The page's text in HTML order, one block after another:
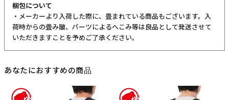
梱包について
・メーカーより入荷した際に、畳まれている商品もございます。入
荷時からの畳み皺、パーツによるへこみ等は良品として発送させて
いただきますことを予めご了承ください。
あなたにおすすめの商品